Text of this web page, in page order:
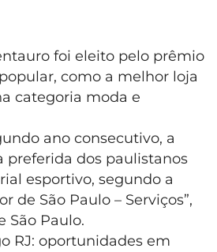
foi eleito pelo prêmio
como a melhor loja
categoria moda e
ano consecutivo, a
preferida dos paulistanos
esportivo, segundo a
de São Paulo – Serviços”,
São Paulo.
RJ: oportunidades em